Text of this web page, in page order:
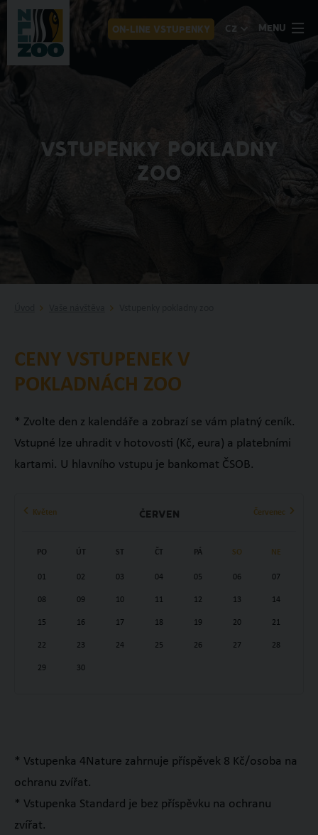
ON-LINE VSTUPENKY CZ MENU
VSTUPENKY POKLADNY
ZOO
CENY VSTUPENEK V
POKLADNÁCH ZOO
* Zvolte den z kalendáře a zobrazí se vám platný ceník.
Vstupné lze uhradit v hotovosti (Kč, eura) a platebními
kartami. U hlavního vstupu je bankomat ČSOB.
Květen Červen Červenec
PO ÚT ST ČT PÁ SO NE
01 02 03 04 05 06 07
08 09 10 11 12 13 14
15 16 17 18 19 20 21
22 23 24 25 26 27 28
29 30
* Vstupenka 4Nature zahrnuje příspěvek 8 Kč/osoba na
ochranu zvířat.
* Vstupenka Standard je bez příspěvku na ochranu
zvířat.